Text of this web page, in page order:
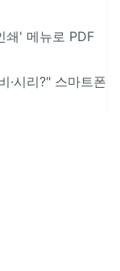
쇄' 메뉴로 PDF
·시리?" 스마트폰